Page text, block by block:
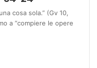
cosa sola.” (Gv 10,
a “compiere le opere